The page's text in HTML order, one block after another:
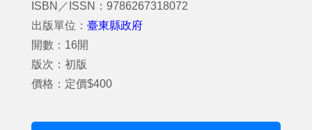
ISBN／ISSN：9786267318072
出版單位： 臺東縣政府
開數：16開
版次：初版
價格：定價$400